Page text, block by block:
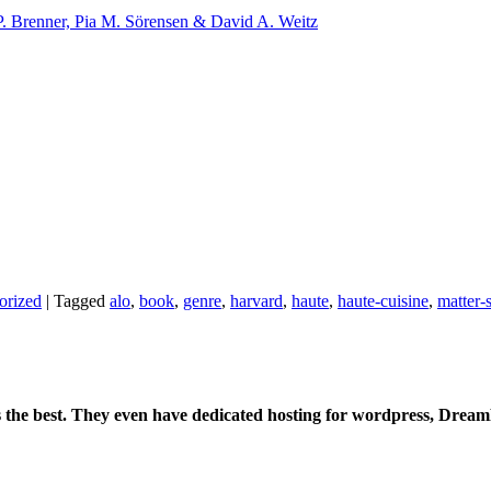
Brenner, Pia M. Sörensen & David A. Weitz
| Tagged alo, book, genre, harvard, haute, haute-cuisine, matter-
best. They even have dedicated hosting for wordpress,